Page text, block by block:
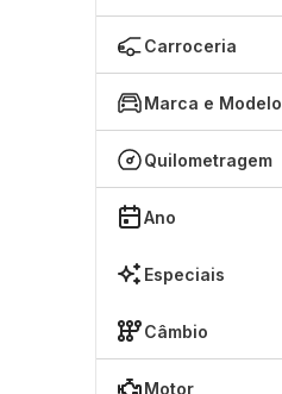
Carroceria
Marca e Modelo
Quilometragem
Ano
Especiais
Câmbio
Motor